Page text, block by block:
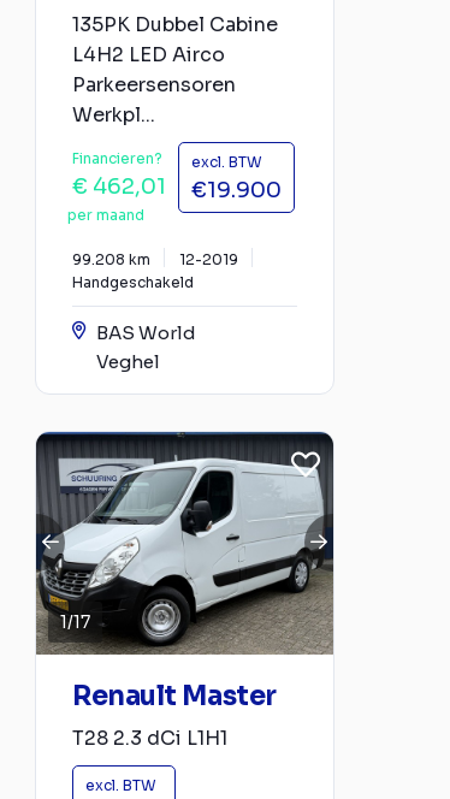
135PK Dubbel Cabine
L4H2 LED Airco
Parkeersensoren
Werkpl...
Financieren?
€ 462,01
per maand
excl. BTW
€19.900
99.208 km
12-2019
Handgeschakeld
BAS World
Veghel
1/17
Renault Master
T28 2.3 dCi L1H1
excl. BTW